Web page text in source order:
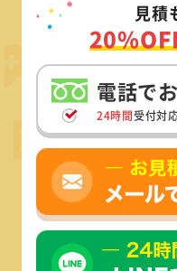
見積
電話で
24時間受付対